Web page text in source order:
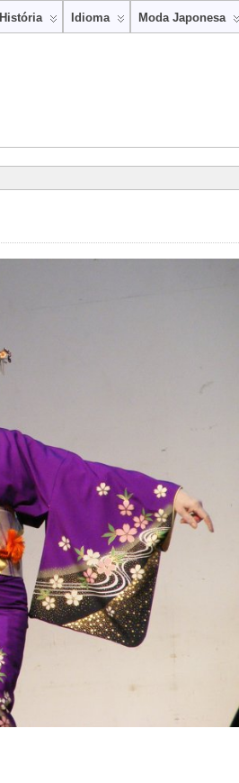
História Idioma Moda Japonesa